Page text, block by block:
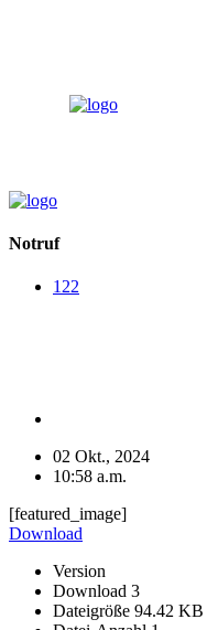
Notruf
122
02 Okt., 2024
10:58 a.m.
[featured_image]
Download
Version
Download 3
Dateigröße 94.42 KB